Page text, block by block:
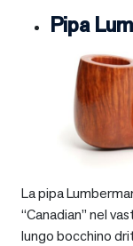
Pipa
La pipa
“Canadian” nel
lungo bocchino